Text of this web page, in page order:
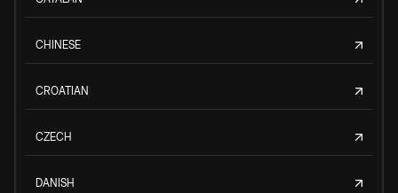
CHINESE
CROATIAN
CZECH
DANISH